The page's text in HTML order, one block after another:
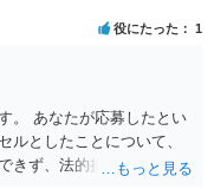
役にたった 1
。 あなたが応募したとい
ルとしたことについて、
きず、法的措置を採って